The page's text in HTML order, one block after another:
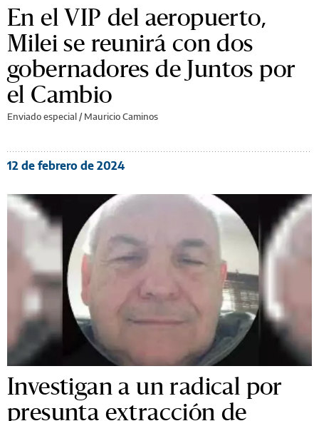
En el VIP del aeropuerto,
Milei se reunirá con dos
gobernadores de Juntos por
el Cambio
Enviado especial /Mauricio Caminos
12 de febrero de 2024
Investigan a un radical por
presunta extracción de